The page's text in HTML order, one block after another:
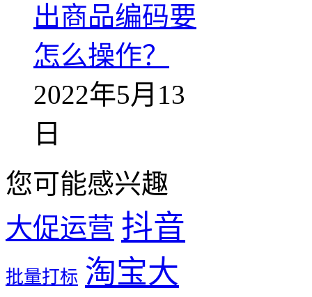
出商品编码要
怎么操作？
2022年5月13
日
您可能感兴趣
大促运营 抖音
批量打标 淘宝大